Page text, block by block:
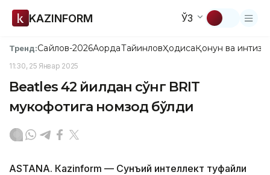
KAZINFORM ЎЗ
Тренд:Сайлов-2026АқордаТайинловҲодисаҚонун ва
11:30, 25 Январ 2025
Beatles 42 йилдан сўнг BRIT
мукофотига номзод бўлди
ASTANА. Кazinform — Сунъий интеллект туфайли